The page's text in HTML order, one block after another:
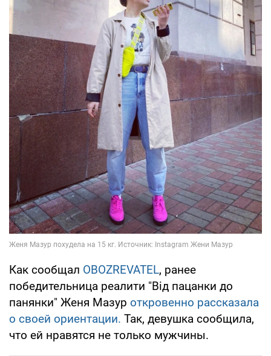
Как сообщал OBOZREVATEL, ранее
победительница реалити "Від пацанки до
панянки" Женя Мазур откровенно рассказала
о своей ориентации. Так, девушка сообщила,
что ей нравятся не только мужчины.